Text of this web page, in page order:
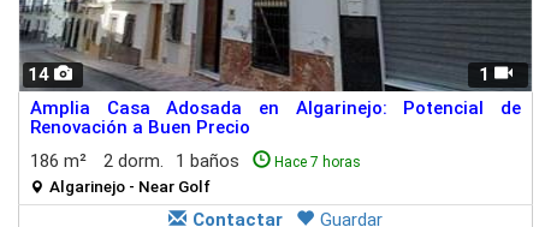
14 1
Amplia Casa Adosada en Algarinejo: Potencial de
Renovación a Buen Precio
186 m²
2 dorm. 1 baños Hace 7 horas
Algarinejo - Near Golf
Contactar Guardar